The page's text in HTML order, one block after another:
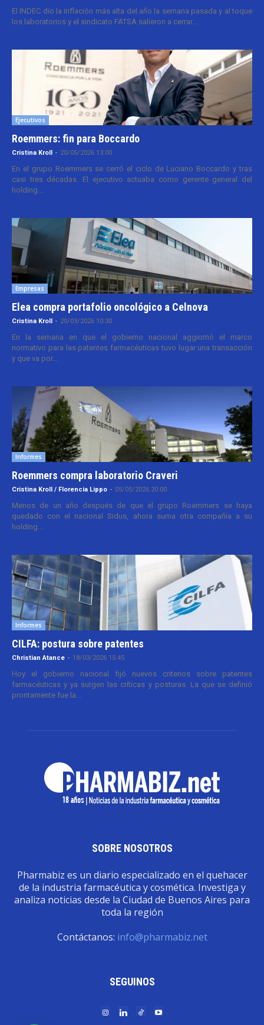
El INDEC dio la inflación más alta del año la semana pasada y al toque
los laboratorios y el sindicato FATSA salieron a cerrar...
Ejecutivos
Roemmers: fin para Boccardo
Cristina Kroll - 20/05/2026 13:00
En el grupo Roemmers se cerró el ciclo de Luciano Boccardo y tras
casi tres décadas. El ejecutivo actuaba como gerente general del
holding...
Empresas
Elea compra portafolio oncológico a Celnova
Cristina Kroll - 20/03/2026 10:30
En la semana en que el gobierno nacional aggiornó el marco
normativo para las patentes farmacéuticas tuvo lugar una transacción
y que va por...
Informes
Roemmers compra laboratorio Craveri
Cristina Kroll / Florencia Lippo - 05/05/2026 20:00
Menos de un año después de que el grupo Roemmers se haya
quedado con el nacional Sidus, ahora suma otra compañía a su
holding....
Informes
CILFA: postura sobre patentes
Christian Atance - 18/03/2026 15:45
Hoy el gobierno nacional fijó nuevos criterios sobre patentes
farmacéuticas y ya surgen las críticas y posturas. La que se definió
prontamente fue la...
SOBRE NOSOTROS
Pharmabiz es un diario especializado en el quehacer
de la industria farmacéutica y cosmética. Investiga y
analiza noticias desde la Ciudad de Buenos Aires para
toda la región
Contáctanos: info@pharmabiz.net
SEGUINOS